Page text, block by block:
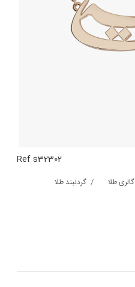
Ref s32302
گالری طلا
گردنبند طلا